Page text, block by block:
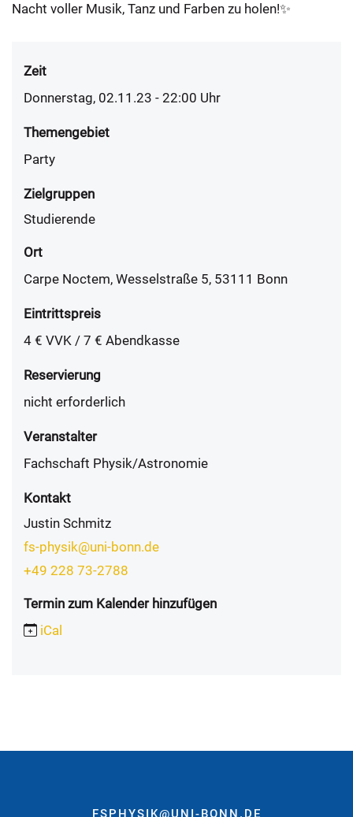
Nacht voller Musik, Tanz und Farben zu holen!✨️
Zeit
Donnerstag, 02.11.23 - 22:00 Uhr
Themengebiet
Party
Zielgruppen
Studierende
Ort
Carpe Noctem, Wesselstraße 5, 53111 Bonn
Eintrittspreis
4 € VVK / 7 € Abendkasse
Reservierung
nicht erforderlich
Veranstalter
Fachschaft Physik/Astronomie
Kontakt
Justin Schmitz
fs-physik@uni-bonn.de
+49 228 73-2788
Termin zum Kalender hinzufügen
iCal
FSPHYSIK@UNI-BONN.DE